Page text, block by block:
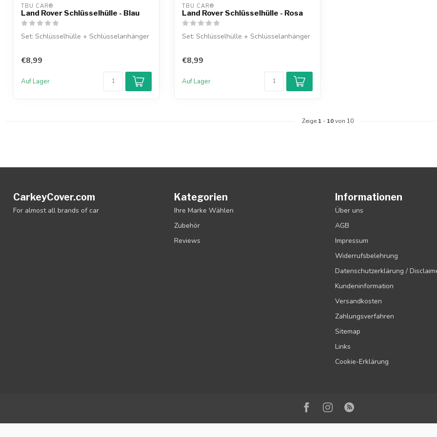
TBU CAR®
Land Rover Schlüsselhülle - Blau
Set: Schlüsselhülle + Schlüsselanhänger
€8,99
Auf Lager
TBU CAR®
Land Rover Schlüsselhülle - Rosa
Set: Schlüsselhülle + Schlüsselanhänger
€8,99
Auf Lager
Zeige 1 - 10von 10
CarkeyCover.com
For almost all brands of car
Kategorien
Ihre Marke Wählen
Zubehör
Reviews
Informationen
Über uns
AGB
Impressum
Widerrufsbelehrung
Datenschutzerklärung /
Kundeninformation
Versandkosten
Zahlungsverfahren
Sitemap
Links
Cookie-Erklärung